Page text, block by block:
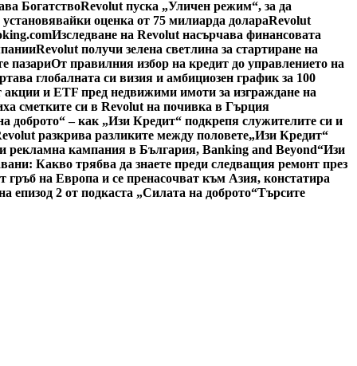
БогатствоRevolut пуска „Уличен режим“, за да
оценка от 75 милиарда долараRevolut
Изследване на Revolut насърчава финансовата
Revolut получи зелена светлина за стартиране на
пазариОт правилния избор на кредит до управлението на
глобалната си визия и амбициозен график за 100
и ETF пред недвижими имоти за изграждане на
сметките си в Revolut на почивка в Гърция
доброто“ – как „Изи Кредит“ подкрепя служителите си и
разкрива разликите между половете„Изи Кредит“
рекламна кампания в България, Banking and Beyond“Изи
Какво трябва да знаете преди следващия ремонт през
на Европа и се пренасочват към Азия, констатира
епизод 2 от подкаста „Силата на доброто“Търсите